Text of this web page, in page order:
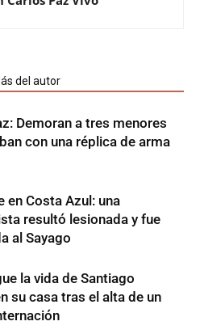
del autor
Demoran a tres menores
con una réplica de arma
en Costa Azul: una
resultó lesionada y fue
al Sayago
la vida de Santiago
su casa tras el alta de un